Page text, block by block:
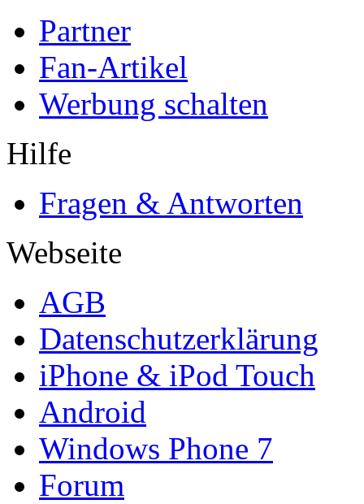
Partner
Fan-Artikel
Werbung schalten
Hilfe
Fragen & Antworten
Webseite
AGB
Datenschutzerklärung
iPhone & iPod Touch
Android
Windows Phone 7
Forum